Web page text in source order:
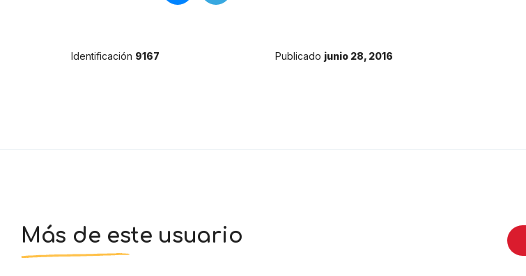
Identificación 9167 Publicado junio 28, 2016
Más de este usuario